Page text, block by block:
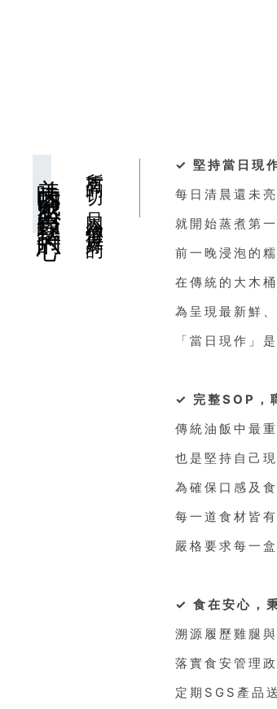
美味的口感來自一顆堅持的心 所有的一切，只因為你值得更好的
✓ 堅持當日現
每日清晨還未亮
就開始蒸煮第
前一晚浸泡的
在傳統的大木
為呈現最新鮮
「當日現作」
✓ 完整SOP，
傳統油飯中最
也是堅持自己
為確保口感及
每一道食材皆
嚴格要求每一
✓ 食在安心，
溯源履歷雞腿
落實食安管理
定期SGS產品